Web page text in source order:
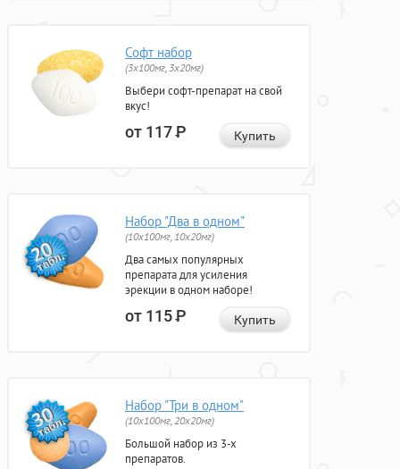
Софт набор
(3x100мг, 3x20мг)
Выбери софт-препарат на свой
вкус!
от 117Р Купить
Набор "Два в одном"
(10x100мг, 10x20мг)
Два самых популярных
препарата для усиления
эрекции в одном наборе!
от 115Р Купить
Набор "Три в одном"
(10x100мг, 20x20мг)
Большой набор из 3-х
препаратов.